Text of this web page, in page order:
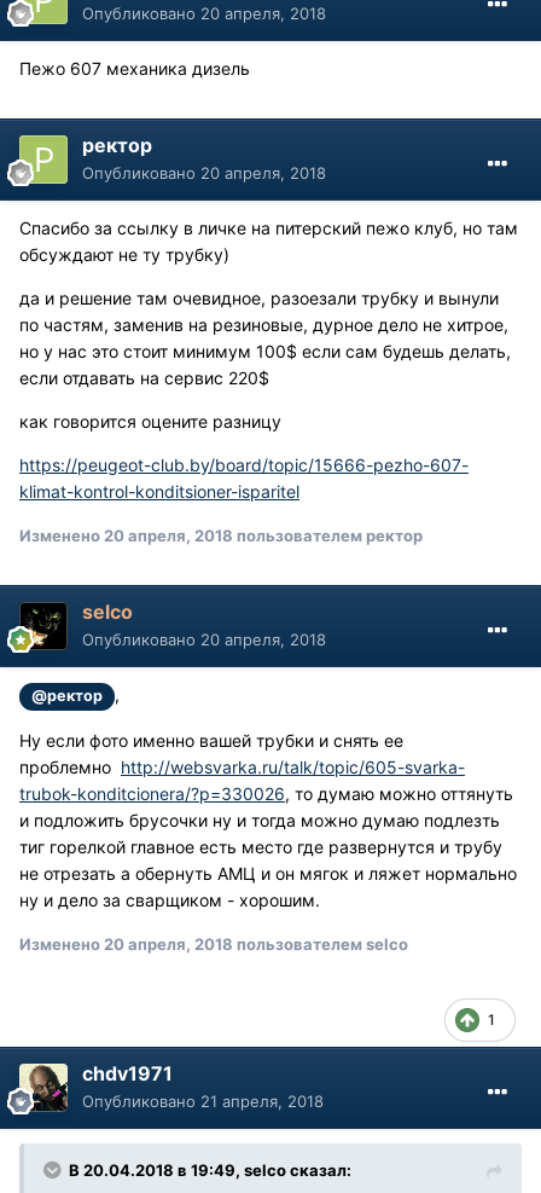
Опубликовано 20 апреля, 2018
Пежо 607 механика дизель
ректор
Опубликовано 20 апреля, 2018
Спасибо за ссылку в личке на питерский пежо клуб, но там
обсуждают не ту трубку)
да и решение там очевидное, разоезали трубку и вынули
по частям, заменив на резиновые, дурное дело не хитрое,
но у нас это стоит минимум 100$ если сам будешь делать,
если отдавать на сервис 220$
как говорится оцените разницу
https://peugeot-club.by/board/topic/15666-pezho-607-
klimat-kontrol-konditsioner-isparitel
Изменено20 апреля, 2018 пользователем ректор
selco
Опубликовано 20 апреля, 2018
@ректор ,
Ну если фото именно вашей трубки и снять ее
проблемно http://websvarka.ru/talk/topic/605-svarka-
trubok-konditcionera/?p=330026, то думаю можно оттянуть
и подложить брусочки ну и тогда можно думаю подлезть
тиг горелкой главное есть место где развернутся и трубу
не отрезать а обернуть АМЦ и он мягок и ляжет нормально
ну и дело за сварщиком - хорошим.
Изменено 20 апреля, 2018 пользователем selco
1
chdv1971
Опубликовано 21 апреля, 2018
В 20.04.2018 в 19:49, selco сказал: